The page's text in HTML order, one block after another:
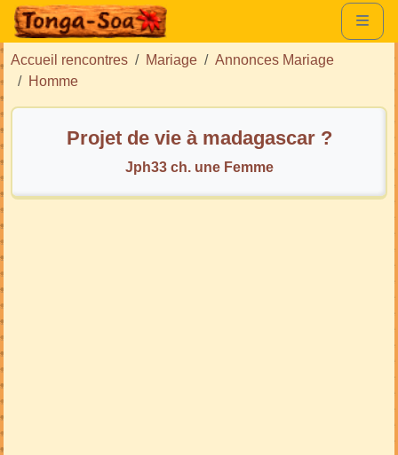
Accueil rencontres Mariage
Annonces Mariage
Homme
Projet de vie à madagascar ?
Jph33 ch. une Femme